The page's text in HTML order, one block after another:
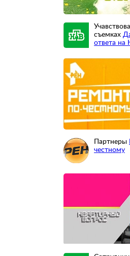
съемках
ответа на
Партнеры
честному